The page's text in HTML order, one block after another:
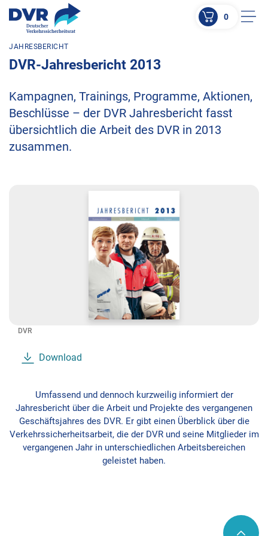
ZUM HAUPTINHALT SPRINGEN
ZUR SUCHE SPRINGEN
0
JAHRESBERICHT
DVR-Jahresbericht 2013
Kampagnen, Trainings, Programme, Aktionen,
Beschlüsse – der DVR Jahresbericht fasst
übersichtlich die Arbeit des DVR in 2013
zusammen.
DVR
Download
Umfassend und dennoch kurzweilig informiert der
Jahresbericht über die Arbeit und Projekte des vergangenen
Geschäftsjahres des DVR. Er gibt einen Überblick über die
Verkehrssicherheitsarbeit, die der DVR und seine Mitglieder im
vergangenen Jahr in unterschiedlichen Arbeitsbereichen
geleistet haben.